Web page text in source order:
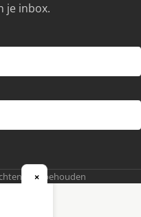
je inbox.
voorbehouden
×